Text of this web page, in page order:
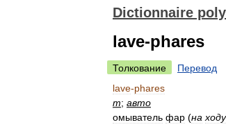
Dictionnaire
lave-phares
Толкование
Перевод
lave-phares
m; авто
омыватель фар (на ходу